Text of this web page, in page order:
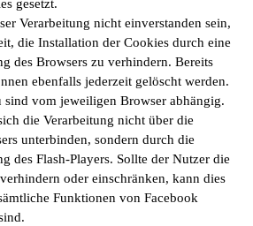
gesetzt.
Verarbeitung nicht einverstanden sein,
die Installation der Cookies durch eine
des Browsers zu verhindern. Bereits
ebenfalls jederzeit gelöscht werden.
vom jeweiligen Browser abhängig.
die Verarbeitung nicht über die
unterbinden, sondern durch die
des Flash-Players. Sollte der Nutzer die
oder einschränken, kann dies
Funktionen von Facebook